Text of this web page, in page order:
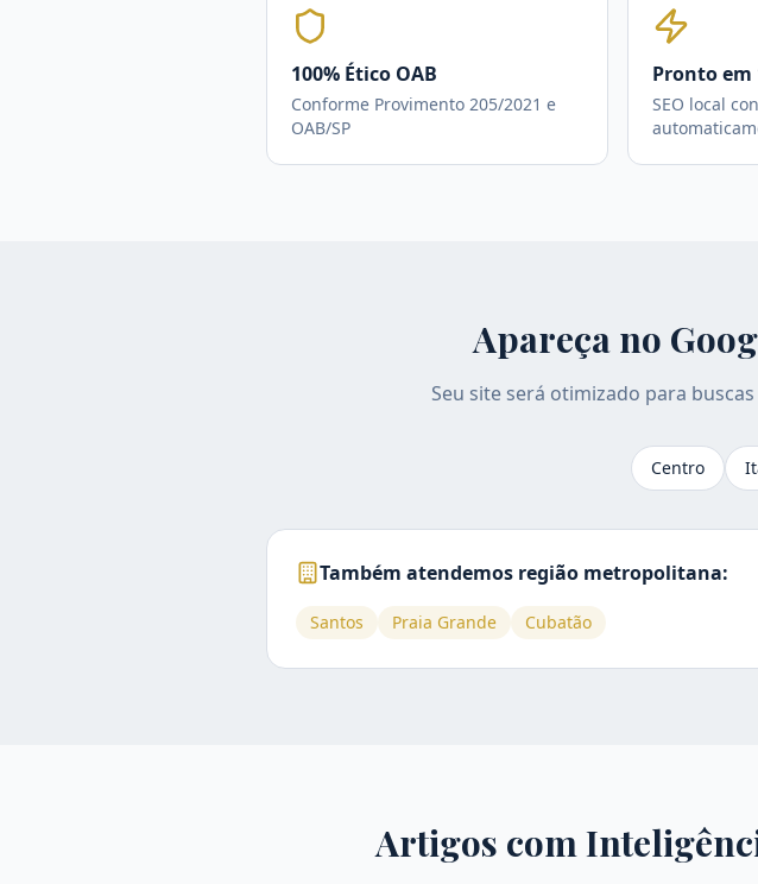
100% Ético OAB
Conforme Provimento 205/2021 e
OAB/SP
Pronto em
SEO local
Apareça no
Seu site será otimizado para
Centro
Também atendemos região metropolitana:
Santos Praia Grande Cubatão
Artigos com